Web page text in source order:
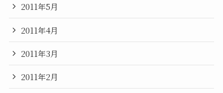
2011年5月
2011年4月
2011年3月
2011年2月